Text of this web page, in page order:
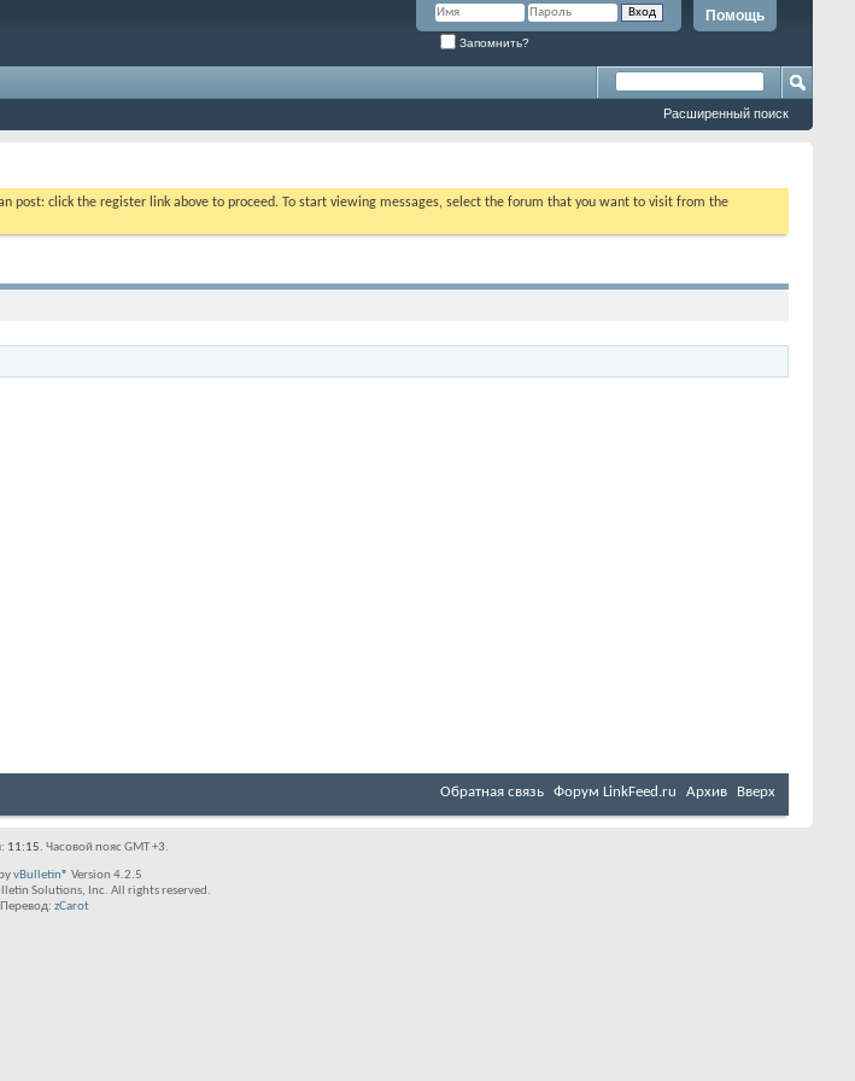
Помощь
Запомнить?
Расширенный поиск
post: click the register link above to proceed. To start viewing messages, select the forum that you want to visit from the
Обратная связь Форум LinkFeed.ru Архив Вверх
11:15. Часовой пояс GMT +3.
vBulletin® Version 4.2.5
Solutions, Inc. All rights reserved.
Перевод: zCarot